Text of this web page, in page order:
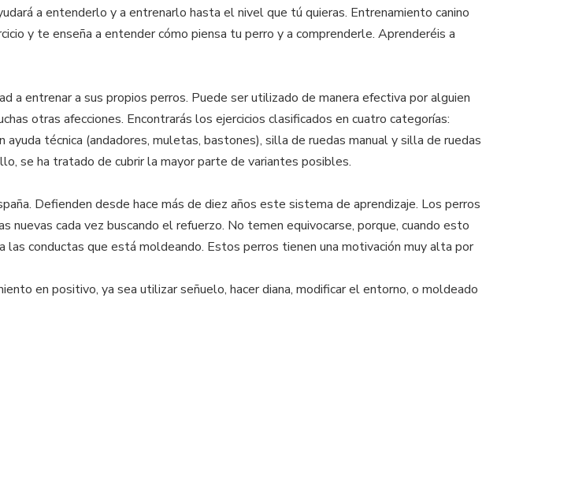
a entenderlo y a entrenarlo hasta el nivel que tú quieras. Entrenamiento canino
y te enseña a entender cómo piensa tu perro y a comprenderle. Aprenderéis a
a entrenar a sus propios perros. Puede ser utilizado de manera efectiva por alguien
otras afecciones. Encontrarás los ejercicios clasificados en cuatro categorías:
técnica (andadores, muletas, bastones), silla de ruedas manual y silla de ruedas
se ha tratado de cubrir la mayor parte de variantes posibles.
Defienden desde hace más de diez años este sistema de aprendizaje. Los perros
cada vez buscando el refuerzo. No temen equivocarse, porque, cuando esto
conductas que está moldeando. Estos perros tienen una motivación muy alta por
en positivo, ya sea utilizar señuelo, hacer diana, modificar el entorno, o moldeado